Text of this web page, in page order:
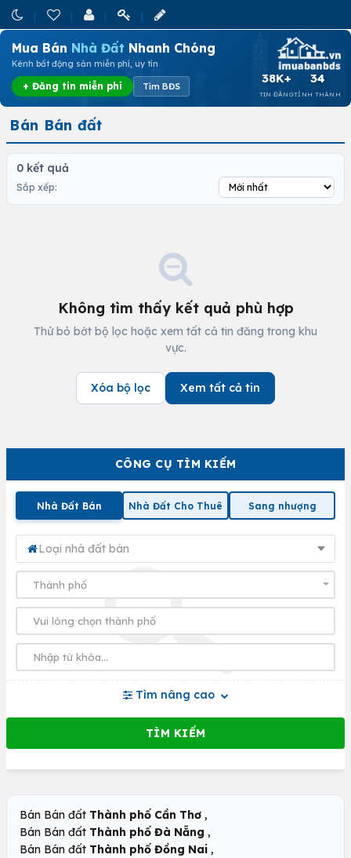
Mua Bán Nhà Đất Nhanh Chóng
Kênh bất động sản miễn phí, uy tín
+ Đăng tin miễn phí Tìm BĐS
38K+
TIN ĐĂNG
34
TỈNH THÀNH
CÔNG CỤ TÌM KIẾM
Nhà Đất Bán Nhà Đất Cho Thuê Sang nhượng
Loại nhà đất bán
Tìm nâng cao
Bán Bán đất
0 kết quả
Sắp xếp:
Không tìm thấy kết quả phù hợp
Thử bỏ bớt bộ lọc hoặc xem tất cả tin đăng trong khu
vực.
Xóa bộ lọc Xem tất cả tin
Bán Bán đất Thành phố Cần Thơ ,
Bán Bán đất Thành phố Đà Nẵng ,
Bán Bán đất Thành phố Đồng Nai ,